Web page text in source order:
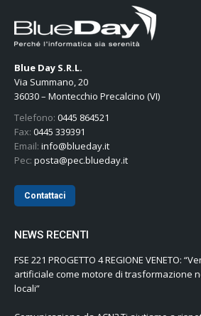
Blue Day S.R.L.
Via Summano, 20
36030 – Montecchio Precalcino (VI)
Telefono: 0445 864521
Fax: 0445 339391
Email: info@blueday.it
Pec: posta@pec.blueday.it
Contattaci
NEWS RECENTI
FSE 221 PROGETTO 4 REGIONE VENETO:
artificiale come motore di trasformazione
locali”